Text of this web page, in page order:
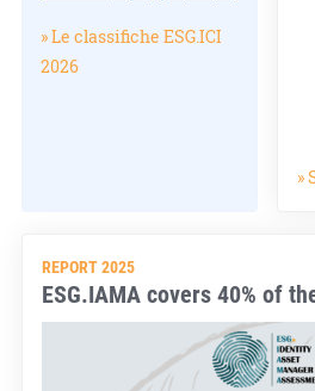
» Le classifiche ESG.ICI
2026
»
REPORT 2025
ESG.IAMA covers 40% of